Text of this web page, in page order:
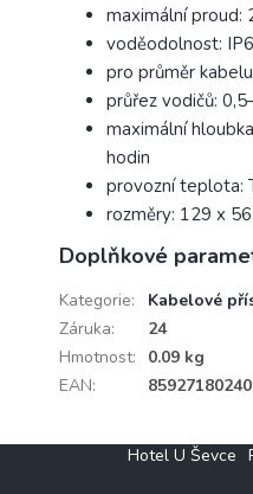
maximální proud:
voděodolnost:
pro průměr
průřez vodičů:
maximální
hodin
provozní teplota:
rozměry: 129 x
Doplňkové
Kategorie:
Kabelové
Záruka:
24
Hmotnost:
0.09 kg
EAN:
Hotel U Ševce